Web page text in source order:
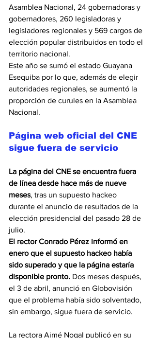
Asamblea Nacional, 24 gobernadoras y
gobernadores, 260 legisladoras y
legisladores regionales y 569 cargos de
elección popular distribuidos en todo el
territorio nacional.
Este año se sumó el estado Guayana
Esequiba por lo que, además de elegir
autoridades regionales, se aumentó la
proporción de curules en la Asamblea
Nacional.
Página web oficial del CNE
sigue fuera de servicio
La página del CNE se encuentra fuera
de línea desde hace más de nueve
meses, tras un supuesto hackeo
durante el anuncio de resultados de la
elección presidencial del pasado 28 de
julio.
El rector Conrado Pérez informó en
enero que el supuesto hackeo había
sido superado y que la página estaría
disponible pronto. Dos meses después,
el 3 de abril, anunció en Globovisión
que el problema había sido solventado,
sin embargo, sigue fuera de servicio.
La rectora Aimé Nogal publicó en su